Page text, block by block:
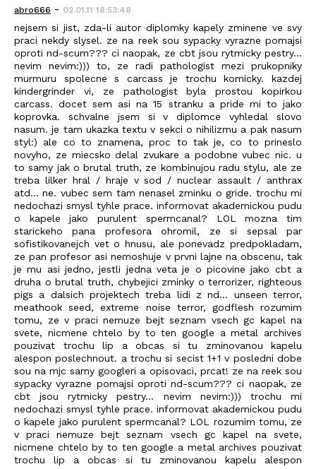
abro666 - 02.01.11 18:53:48
nejsem si jist, zda-li autor diplomky kapely zminene ve svy
praci nekdy slysel. ze na reek sou sypacky vyrazne pomajsi
oproti nd-scum??? ci naopak, ze cbt jsou rytmicky pestry...
nevim nevim:))) to, ze radi pathologist mezi prukopniky
murmuru spolecne s carcass je trochu komicky. kazdej
kindergrinder vi, ze pathologist byla prostou kopirkou
carcass. docet sem asi na 15 stranku a pride mi to jako
koprovka. schvalne jsem si v diplomce vyhledal slovo
nasum. je tam ukazka textu v sekci o nihilizmu a pak nasum
styl:) ale co to znamena, proc to tak je, co to prineslo
novyho, ze miecsko delal zvukare a podobne vubec nic. u
to samy jak o brutal truth, ze kombinujou radu stylu, ale ze
treba lilker hral / hraje v sod / nuclear assault / anthrax
atd... ne. vubec sem tam nenasel zminku o gride. trochu mi
nedochazi smysl tyhle prace. informovat akademickou pudu
o kapele jako purulent spermcanal? LOL mozna tim
starickeho pana profesora ohromil, ze si sepsal par
sofistikovanejch vet o hnusu, ale ponevadz predpokladam,
ze pan profesor asi nemoshuje v prvni lajne na obscenu, tak
je mu asi jedno, jestli jedna veta je o picovine jako cbt a
druha o brutal truth, chybejici zminky o terrorizer, righteous
pigs a dalsich projektech treba lidi z nd... unseen terror,
meathook seed, extreme noise terror, godflesh rozumim
tomu, ze v praci nemuze bejt seznam vsech gc kapel na
svete, nicmene chtelo by to ten google a metal archives
pouzivat trochu lip a obcas si tu zminovanou kapelu
alespon poslechnout. a trochu si secist 1+1 v posledni dobe
sou na mjc samy googleri a opisovaci, prcat! ze na reek sou
sypacky vyrazne pomajsi oproti nd-scum??? ci naopak, ze
cbt jsou rytmicky pestry... nevim nevim:))) trochu mi
nedochazi smysl tyhle prace. informovat akademickou pudu
o kapele jako purulent spermcanal? LOL rozumim tomu, ze
v praci nemuze bejt seznam vsech gc kapel na svete,
nicmene chtelo by to ten google a metal archives pouzivat
trochu lip a obcas si tu zminovanou kapelu alespon